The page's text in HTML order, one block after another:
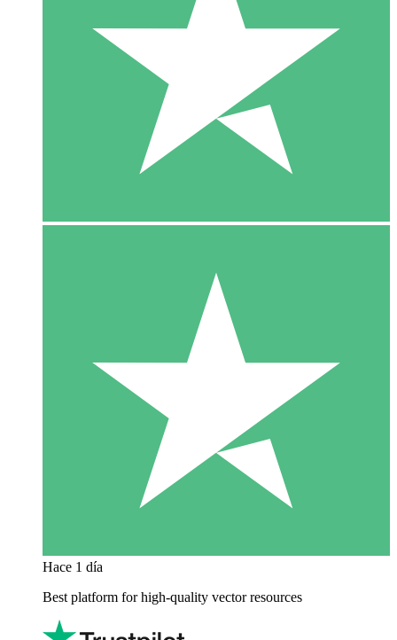
Hace 1 día
Best platform for high-quality vector resources